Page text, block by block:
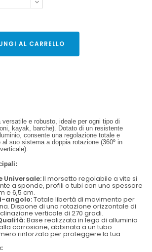
AL CARRELLO
versatile e robusto, ideale per ogni tipo di
kayak, barche). Dotato di un resistente
consente una regolazione totale e
suo sistema a doppia rotazione (360º in
Universale:Il morsetto regolabile a vite si
a sponde, profili o tubi con uno spessore
e 6,5 cm.
angolo:Totale libertà di movimento per
Dispone di una rotazione orizzontale di
verticale di 270 gradi.
Base realizzata in lega di alluminio
corrosione, abbinata a un tubo
rinforzato per proteggere la tua